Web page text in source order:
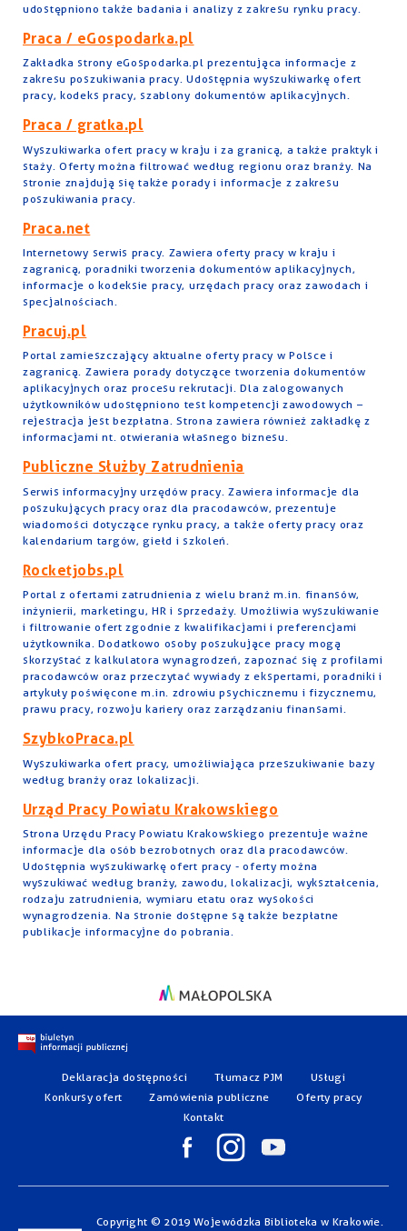
udostępniono także badania i analizy z zakresu rynku pracy.
Praca / eGospodarka.pl
Zakładka strony eGospodarka.pl prezentująca informacje z
zakresu poszukiwania pracy. Udostępnia wyszukiwarkę ofert
pracy, kodeks pracy, szablony dokumentów aplikacyjnych.
Praca / gratka.pl
Wyszukiwarka ofert pracy w kraju i za granicą, a także praktyk i
staży. Oferty można filtrować według regionu oraz branży. Na
stronie znajdują się także porady i informacje z zakresu
poszukiwania pracy.
Praca.net
Internetowy serwis pracy. Zawiera oferty pracy w kraju i
zagranicą, poradniki tworzenia dokumentów aplikacyjnych,
informacje o kodeksie pracy, urzędach pracy oraz zawodach i
specjalnościach.
Pracuj.pl
Portal zamieszczający aktualne oferty pracy w Polsce i
zagranicą. Zawiera porady dotyczące tworzenia dokumentów
aplikacyjnych oraz procesu rekrutacji. Dla zalogowanych
użytkowników udostępniono test kompetencji zawodowych –
rejestracja jest bezpłatna. Strona zawiera również zakładkę z
informacjami nt. otwierania własnego biznesu.
Publiczne Służby Zatrudnienia
Serwis informacyjny urzędów pracy. Zawiera informacje dla
poszukujących pracy oraz dla pracodawców, prezentuje
wiadomości dotyczące rynku pracy, a także oferty pracy oraz
kalendarium targów, giełd i szkoleń.
Rocketjobs.pl
Portal z ofertami zatrudnienia z wielu branż m.in. finansów,
inżynierii, marketingu, HR i sprzedaży. Umożliwia wyszukiwanie
i filtrowanie ofert zgodnie z kwalifikacjami i preferencjami
użytkownika. Dodatkowo osoby poszukujące pracy mogą
skorzystać z kalkulatora wynagrodzeń, zapoznać się z profilami
pracodawców oraz przeczytać wywiady z ekspertami, poradniki i
artykuły poświęcone m.in. zdrowiu psychicznemu i fizycznemu,
prawu pracy, rozwoju kariery oraz zarządzaniu finansami.
SzybkoPraca.pl
Wyszukiwarka ofert pracy, umożliwiająca przeszukiwanie bazy
według branży oraz lokalizacji.
Urząd Pracy Powiatu Krakowskiego
Strona Urzędu Pracy Powiatu Krakowskiego prezentuje ważne
informacje dla osób bezrobotnych oraz dla pracodawców.
Udostępnia wyszukiwarkę ofert pracy - oferty można
wyszukiwać według branży, zawodu, lokalizacji, wykształcenia,
rodzaju zatrudnienia, wymiaru etatu oraz wysokości
wynagrodzenia. Na stronie dostępne są także bezpłatne
publikacje informacyjne do pobrania.
Deklaracja dostępności Tłumacz PJM
Usługi
Konkursy ofert
Zamówienia publiczne
Oferty pracy
Kontakt
Copyright © 2019 Wojewódzka Biblioteka w Krakowie.